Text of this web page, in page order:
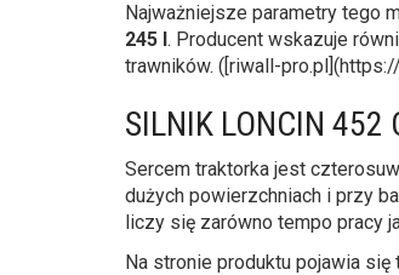
Najważniejsze parametry tego
245 l. Producent wskazuje
trawników. ([riwall-
SILNIK LONCIN 452
Sercem traktorka jest
dużych powierzchniach i przy
liczy się zarówno tempo pracy
Na stronie produktu pojawia